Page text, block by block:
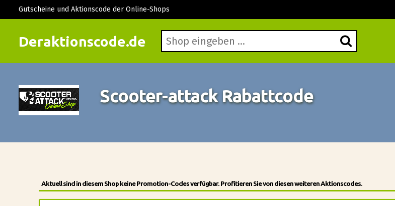
Deraktionscode.de
Gutscheine und Aktionscode der Online-Shops
Scooter-attack Rabattcode
Aktuell sind in diesem Shop keine Promotion-Codes verfügbar. Profitieren Sie von diesen weiteren Aktionscodes.